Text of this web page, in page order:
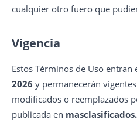
cualquier otro fuero que
Vigencia
Estos Términos de Uso
2026 y permanecerán
modificados o reemplazados
publicada en